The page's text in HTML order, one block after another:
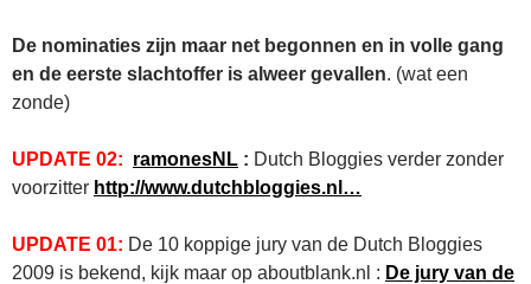
De nominaties zijn maar net begonnen en in volle gang
en de eerste slachtoffer is alweer gevallen. (wat een
zonde)
UPDATE 02: ramonesNL : Dutch Bloggies verder zonder
voorzitter http://www.dutchbloggies.nl…
UPDATE 01: De 10 koppige jury van de Dutch Bloggies
2009 is bekend, kijk maar op aboutblank.nl : De jury van de